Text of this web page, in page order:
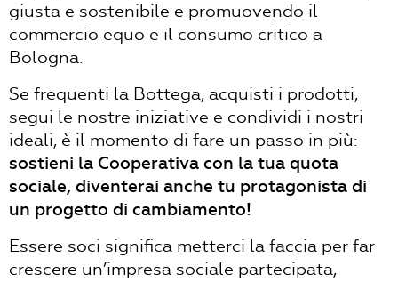
giusta e sostenibile e promuovendo il
commercio equo e il consumo critico a
Bologna.
Se frequenti la Bottega, acquisti i prodotti,
segui le nostre iniziative e condividi i nostri
ideali, è il momento di fare un passo in più:
sostieni la Cooperativa con la tua quota
sociale, diventerai anche tu protagonista di
un progetto di cambiamento!
Essere soci significa metterci la faccia per far
crescere un’impresa sociale partecipata,